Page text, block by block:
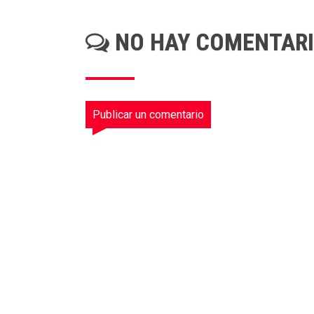
NO HAY
Publicar un comentario